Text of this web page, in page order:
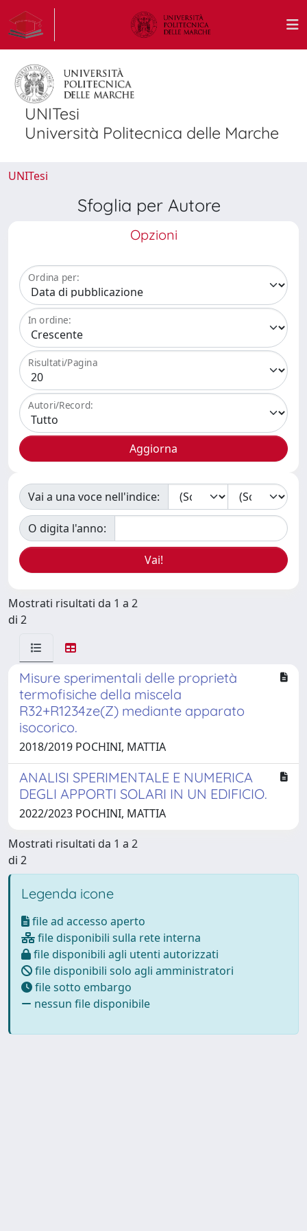
UNITesi
Università Politecnica delle Marche
UNITesi
Sfoglia per Autore
Opzioni
Ordina per:
In ordine:
Risultati/Pagina
Autori/Record:
Vai a una voce nell'indice:
O digita l'anno:
Mostrati risultati da 1 a 2
di 2
Misure sperimentali delle proprietà
termofisiche della miscela
R32+R1234ze(Z) mediante apparato
isocorico.
2018/2019 POCHINI, MATTIA
ANALISI SPERIMENTALE E NUMERICA
DEGLI APPORTI SOLARI IN UN EDIFICIO.
2022/2023 POCHINI, MATTIA
Mostrati risultati da 1 a 2
di 2
Legenda icone
file ad accesso aperto
file disponibili sulla rete interna
file disponibili agli utenti autorizzati
file disponibili solo agli amministratori
file sotto embargo
nessun file disponibile